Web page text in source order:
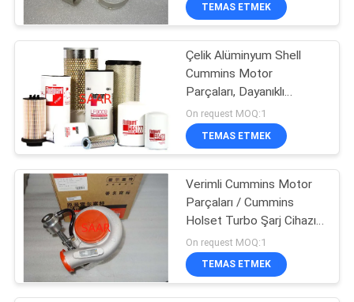
Hydac Filtre Elemanı
146
Eleman Filtre
TEMAS ETMEK
Çelik Alüminyum Shell
Cummins Motor
Parçaları, Dayanıklı
Cummins Fleetguard
Yakıt Filtresi
On request MOQ:1
TEMAS ETMEK
Verimli Cummins Motor
Parçaları / Cummins
Holset Turbo Şarj Cihazı
4050206
On request MOQ:1
TEMAS ETMEK